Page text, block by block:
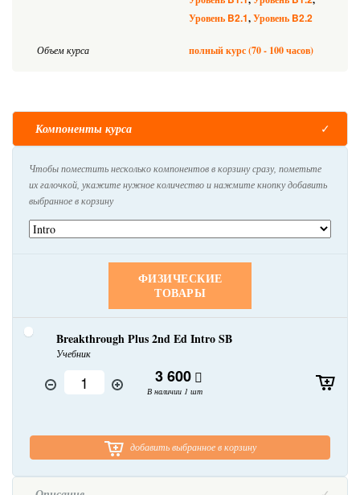
Уровень B2.1 Уровень B2.2
Объем курса полный курс (70 - 100 часов)
Компоненты курса
Чтобы поместить несколько компонентов в корзину сразу, пометьте
их галочкой, укажите нужное количество и нажмите кнопку добавить
выбранное в корзину
ФИЗИЧЕСКИЕ
ТОВАРЫ
Breakthrough Plus 2nd Ed Intro SB
Учебник
3 600
В наличии 1 шт
добавить выбранное в корзину